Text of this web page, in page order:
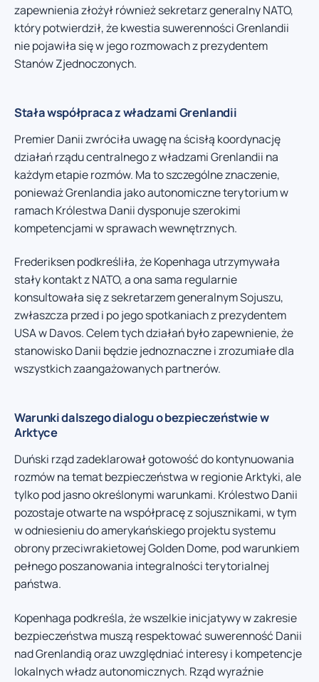
zapewnienia złożył również sekretarz generalny NATO,
który potwierdził, że kwestia suwerenności Grenlandii
nie pojawiła się w jego rozmowach z prezydentem
Stanów Zjednoczonych.
Stała współpraca z władzami Grenlandii
Premier Danii zwróciła uwagę na ścisłą koordynację
działań rządu centralnego z władzami Grenlandii na
każdym etapie rozmów. Ma to szczególne znaczenie,
ponieważ Grenlandia jako autonomiczne terytorium w
ramach Królestwa Danii dysponuje szerokimi
kompetencjami w sprawach wewnętrznych.
Frederiksen podkreśliła, że Kopenhaga utrzymywała
stały kontakt z NATO, a ona sama regularnie
konsultowała się z sekretarzem generalnym Sojuszu,
zwłaszcza przed i po jego spotkaniach z prezydentem
USA w Davos. Celem tych działań było zapewnienie, że
stanowisko Danii będzie jednoznaczne i zrozumiałe dla
wszystkich zaangażowanych partnerów.
Warunki dalszego dialogu o bezpieczeństwie w
Arktyce
Duński rząd zadeklarował gotowość do kontynuowania
rozmów na temat bezpieczeństwa w regionie Arktyki, ale
tylko pod jasno określonymi warunkami. Królestwo Danii
pozostaje otwarte na współpracę z sojusznikami, w tym
w odniesieniu do amerykańskiego projektu systemu
obrony przeciwrakietowej Golden Dome, pod warunkiem
pełnego poszanowania integralności terytorialnej
państwa.
Kopenhaga podkreśla, że wszelkie inicjatywy w zakresie
bezpieczeństwa muszą respektować suwerenność Danii
nad Grenlandią oraz uwzględniać interesy i kompetencje
lokalnych władz autonomicznych. Rząd wyraźnie